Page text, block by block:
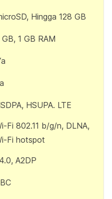
Hingga 128 GB
1 GB RAM
HSUPA. LTE
Fi 802.11 b/g/n, DLNA,
Fi hotspot
A2DP